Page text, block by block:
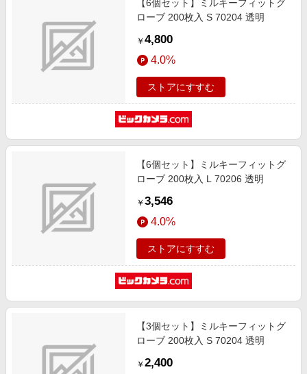
金融・マネー・保険
デジタルコンテンツ
ビジネス・その他サービス
Samsung ボーナスキャンペーン
週末の高還元 夏の長期版
【6個セット】ミルキーフィットグ
ローブ 200枚入 S 70204 透明
￥ 4,800
4.0%
ストアにすすむ
【6個セット】ミルキーフィットグ
ローブ 200枚入 L 70206 透明
￥ 3,546
4.0%
ストアにすすむ
【3個セット】ミルキーフィットグ
ローブ 200枚入 S 70204 透明
￥ 2,400